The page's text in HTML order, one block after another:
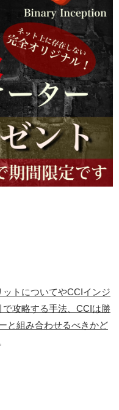
トについてやCCIインジ
攻略する手法、CCIは勝
と組み合わせるべきかど